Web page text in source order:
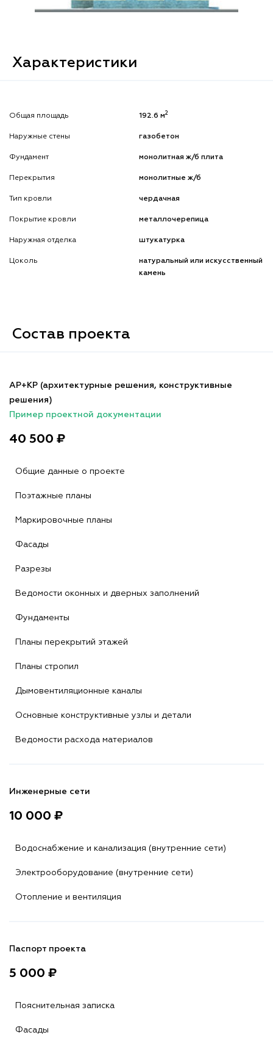
Характеристики
Общая площадь 192.6 м2
Наружные стены газобетон
Фундамент монолитная ж/б плита
Перекрытия монолитные ж/б
Тип кровли чердачная
Покрытие кровли металлочерепица
Наружная отделка штукатурка
Цоколь
натуральный или искусственный
камень
Состав проекта
АР+КР (архитектурные решения, конструктивные
решения)
Пример проектной документации
40 500 ₽
Общие данные о проекте
Поэтажные планы
Маркировочные планы
Фасады
Разрезы
Ведомости оконных и дверных заполнений
Фундаменты
Планы перекрытий этажей
Планы стропил
Дымовентиляционные каналы
Основные конструктивные узлы и детали
Ведомости расхода материалов
Инженерные сети
10 000 ₽
Водоснабжение и канализация (внутренние сети)
Электрооборудование (внутренние сети)
Отопление и вентиляция
Паспорт проекта
5 000 ₽
Пояснительная записка
Фасады